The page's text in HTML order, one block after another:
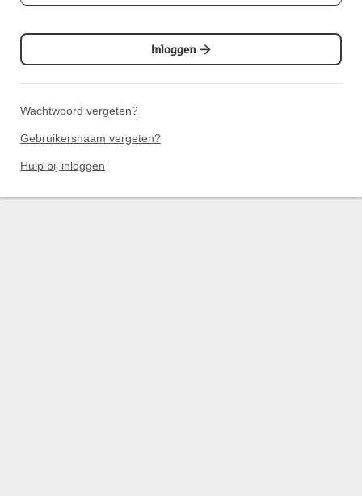
Inloggen
Wachtwoord vergeten?
Gebruikersnaam vergeten?
Hulp bij inloggen